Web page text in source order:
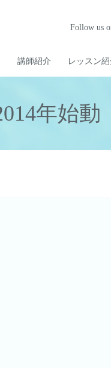
講師紹介 レッスン紹
Follow us
年始動